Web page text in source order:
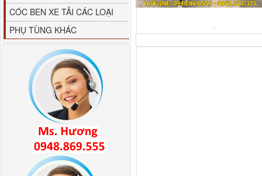
CÓC BEN XE TẢI CÁC LOẠI
PHỤ TÙNG KHÁC
M4610162101A0 Tapbi
cửa Thaco...